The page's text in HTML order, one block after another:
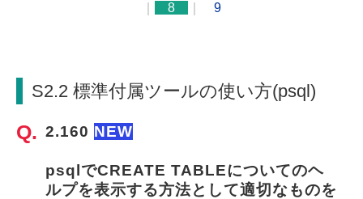
8 9
S2.2 標準付属ツールの使い方(psql)
2.160 NEW
psqlでCREATE TABLEについてのヘ
ルプを表示する方法として適切なものを